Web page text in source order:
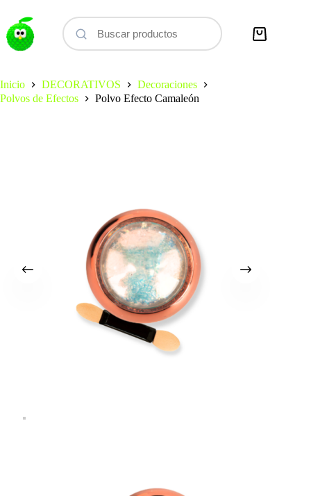
contenido
Carro
Inicio
DECORATIVOS
Decoraciones
Polvos de Efectos
Polvo Efecto Camaleón